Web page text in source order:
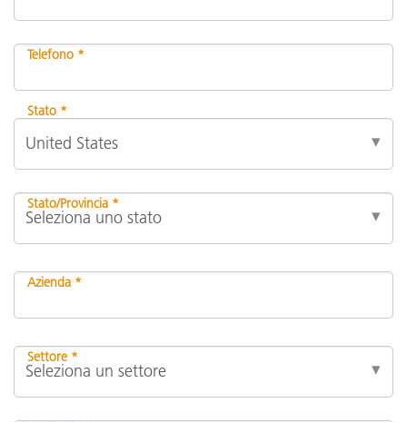
Telefono *
Stato *
Stato/Provincia *
Azienda *
Settore *